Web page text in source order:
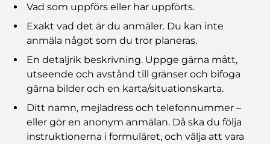
Vad som uppförs eller har uppförts.
Exakt vad det är du anmäler. Du kan inte
anmäla något som du tror planeras.
En detaljrik beskrivning. Uppge gärna mått,
utseende och avstånd till gränser och bifoga
gärna bilder och en karta/situationskarta.
Ditt namn, mejladress och telefonnummer –
eller gör en anonym anmälan. Då ska du följa
instruktionerna i formuläret, och välja att vara